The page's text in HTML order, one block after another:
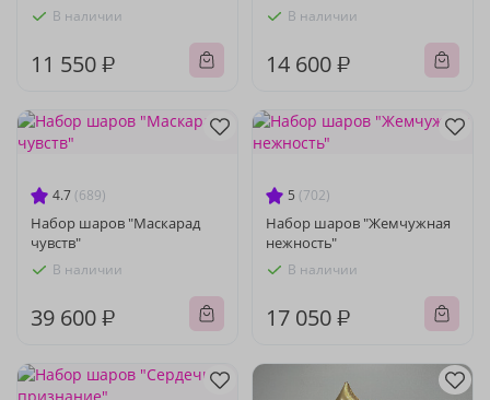
В наличии
11 550 ₽
В наличии
14 600 ₽
4.7 (689)
Набор шаров "Маскарад
чувств"
В наличии
39 600 ₽
5 (702)
Набор шаров "Жемчужная
нежность"
В наличии
17 050 ₽